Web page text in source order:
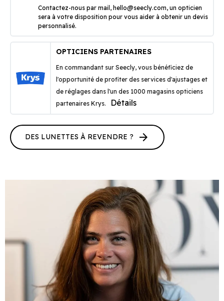
Contactez-nous par mail, hello@seecly.com, un opticien
sera à votre disposition pour vous aider à obtenir un devis
personnalisé.
OPTICIENS PARTENAIRES
En commandant sur Seecly, vous bénéficiez de
l'opportunité de profiter des services d'ajustages et
de réglages dans l'un des 1000 magasins opticiens
partenaires Krys.
Détails
DES LUNETTES À REVENDRE ? arrow_forward